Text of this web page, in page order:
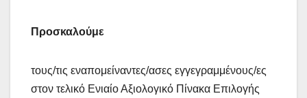
Προσκαλούμε
τους/τις εναπομείναντες/ασες εγγεγραμμένους/ες
στον τελικό Ενιαίο Αξιολογικό Πίνακα Επιλογής